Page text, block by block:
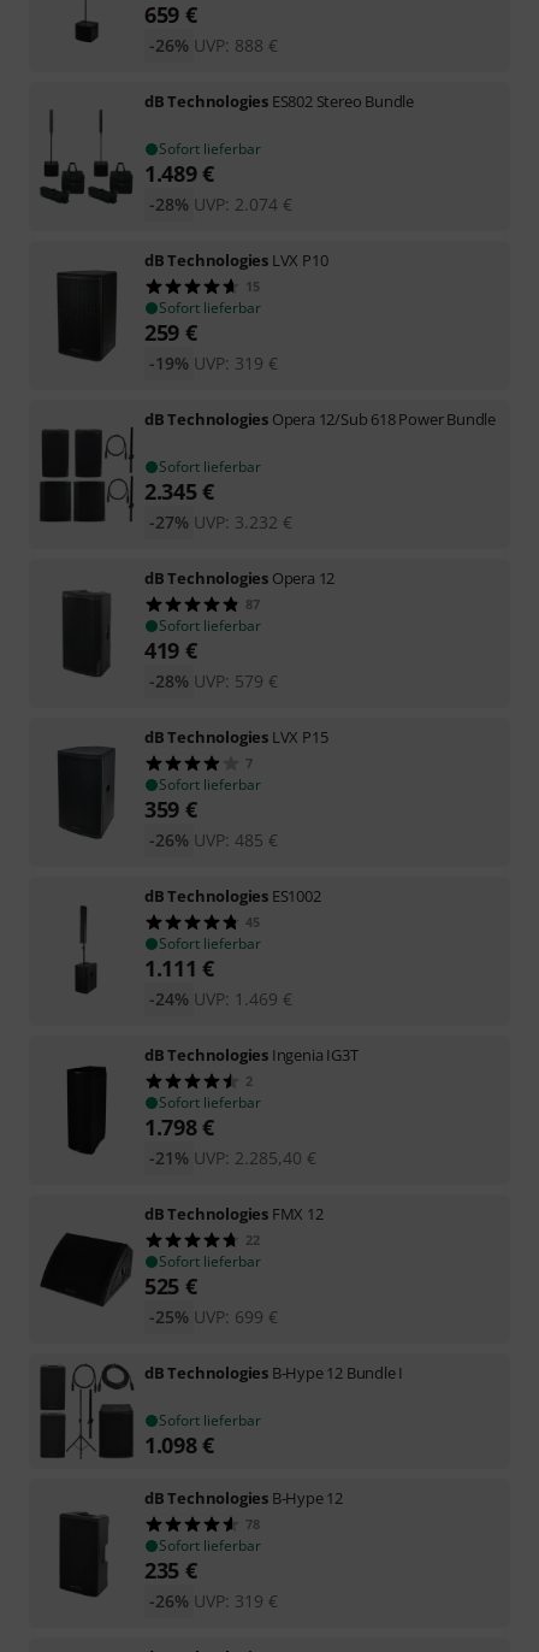
659 €
UVP: 888 €
-26%
dB Technologies ES802 Stereo Bundle
Sofort lieferbar
1.489€
UVP: 2.074 €
-28%
dB Technologies LVX P10
15
Sofort lieferbar
259 €
UVP: 319 €
-19%
dB Technologies Opera 12/Sub 618 Power Bundle
Sofort lieferbar
2.345€
UVP: 3.232 €
-27%
dB Technologies Opera 12
87
Sofort lieferbar
419 €
UVP: 579 €
-28%
dB Technologies LVX P15
7
Sofort lieferbar
359 €
UVP: 485 €
-26%
dB Technologies ES1002
45
Sofort lieferbar
1.111 €
UVP: 1.469 €
-24%
dB Technologies Ingenia IG3T
2
Sofort lieferbar
1.798€
UVP: 2.285,40 €
-21%
dB Technologies FMX 12
22
Sofort lieferbar
525 €
UVP: 699 €
-25%
dB Technologies B-Hype 12 Bundle I
Sofort lieferbar
1.098€
dB Technologies B-Hype 12
78
Sofort lieferbar
235 €
UVP: 319 €
-26%